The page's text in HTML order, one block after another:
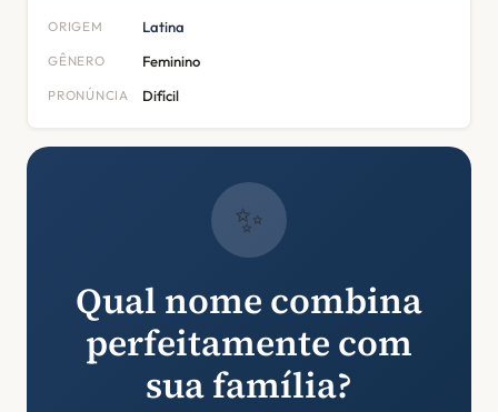
ORIGEM Latina
GÊNERO Feminino
PRONÚNCIA Difícil
✨
Qual nome combina
perfeitamente com
sua família?